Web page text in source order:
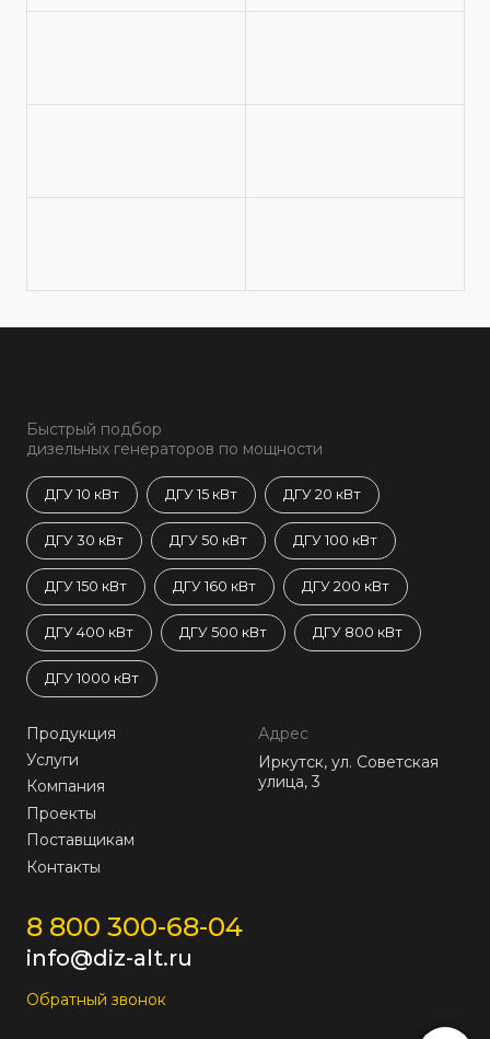
Быстрый подбор
дизельных генераторов по мощности
ДГУ 10 кВт ДГУ 15 кВт ДГУ 20 кВт
ДГУ 30 кВт ДГУ 50 кВт ДГУ 100 кВт
ДГУ 150 кВт ДГУ 160 кВт ДГУ 200 кВт
ДГУ 400 кВт ДГУ 500 кВт ДГУ 800 кВт
ДГУ 1000 кВт
Продукция
Услуги
Компания
Проекты
Поставщикам
Контакты
Адрес
Иркутск, ул. Советская
улица, 3
8 800 300-68-04
info@diz-alt.ru
Обратный звонок